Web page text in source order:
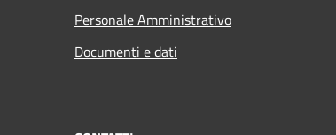
Personale Amministrativo
Documenti e dati